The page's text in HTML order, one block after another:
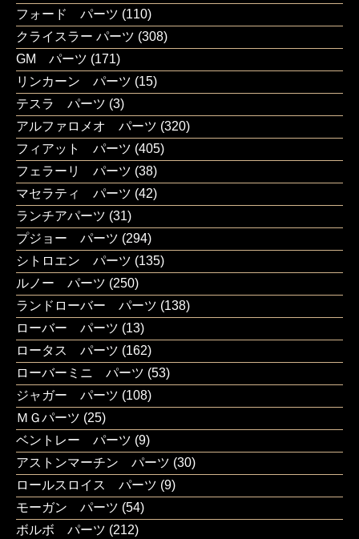
フォード パーツ (110)
クライスラー パーツ (308)
GM パーツ (171)
リンカーン パーツ (15)
テスラ パーツ (3)
アルファロメオ パーツ (320)
フィアット パーツ (405)
フェラーリ パーツ (38)
マセラティ パーツ (42)
ランチアパーツ (31)
プジョー パーツ (294)
シトロエン パーツ (135)
ルノー パーツ (250)
ランドローバー パーツ (138)
ローバー パーツ (13)
ロータス パーツ (162)
ローバーミニ パーツ (53)
ジャガー パーツ (108)
ＭＧパーツ (25)
ベントレー パーツ (9)
アストンマーチン パーツ (30)
ロールスロイス パーツ (9)
モーガン パーツ (54)
ボルボ パーツ (212)